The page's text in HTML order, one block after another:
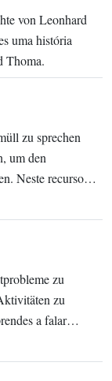
von Leonhard
uma história
Thoma.
zu sprechen
um den
Neste recurso…
zu
zu
a falar…